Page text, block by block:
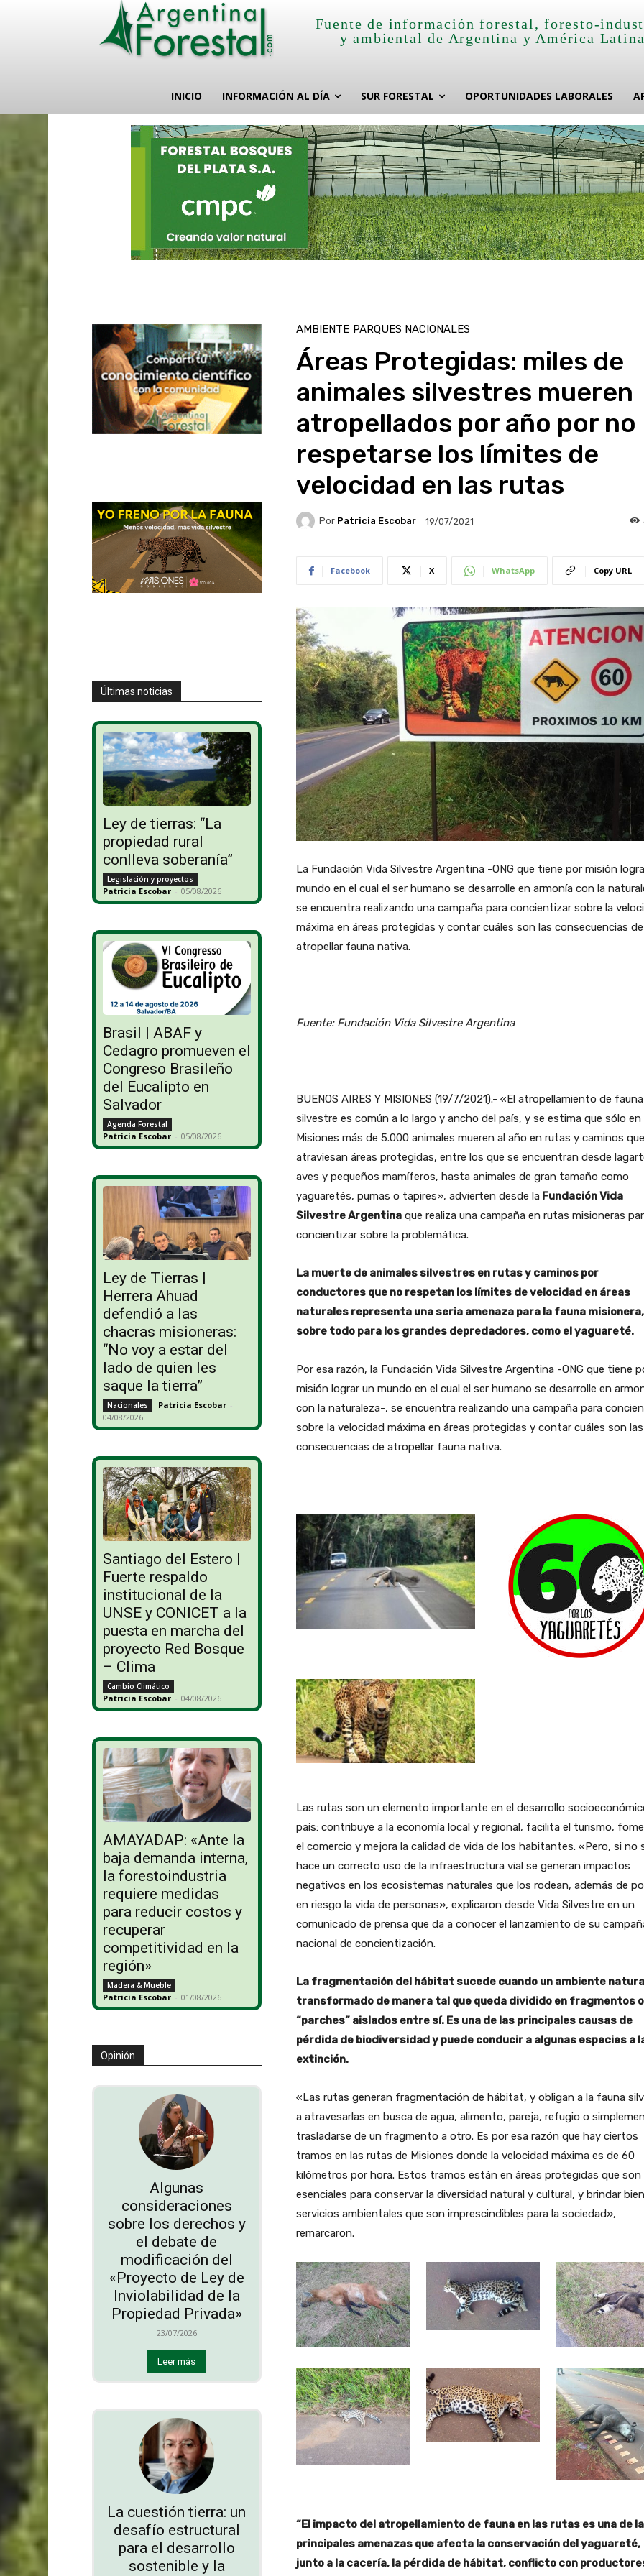
Fuente de información forestal, foresto-
y ambiental de Argentina y América
INICIO INFORMACIÓN AL DÍA SUR FORESTAL OPORTUNIDADES LABORALES
Últimas noticias
Ley de tierras: “La
propiedad rural
conlleva soberanía”
Legislación y proyectos
Patricia Escobar - 05/08/2026
Brasil | ABAF y
Cedagro promueven el
Congreso Brasileño
del Eucalipto en
Salvador
Agenda Forestal
Patricia Escobar - 05/08/2026
Ley de Tierras |
Herrera Ahuad
defendió a las
chacras misioneras:
“No voy a estar del
lado de quien les
saque la tierra”
Nacionales Patricia Escobar -
04/08/2026
Santiago del Estero |
Fuerte respaldo
institucional de la
UNSE y CONICET a la
puesta en marcha del
proyecto Red Bosque
– Clima
Cambio Climático
Patricia Escobar - 04/08/2026
AMAYADAP: «Ante la
baja demanda interna,
la forestoindustria
requiere medidas
para reducir costos y
recuperar
competitividad en la
región»
Madera & Mueble
Patricia Escobar - 01/08/2026
Opinión
Algunas
consideraciones
sobre los derechos y
el debate de
modificación del
«Proyecto de Ley de
Inviolabilidad de la
Propiedad Privada»
23/07/2026
Leer más
La cuestión tierra: un
desafío estructural
para el desarrollo
sostenible y la
AMBIENTE PARQUES NACIONALES
Áreas Protegidas: miles de
animales silvestres mueren
atropellados por año por no
respetarse los límites de
velocidad en las rutas
Por Patricia Escobar 19/07/2021
Facebook X WhatsApp Copy URL
La Fundación Vida Silvestre Argentina -ONG que tiene por misión
mundo en el cual el ser humano se desarrolle en armonía con la
se encuentra realizando una campaña para concientizar sobre la
máxima en áreas protegidas y contar cuáles son las consecuencias de
atropellar fauna nativa.
Fuente: Fundación Vida Silvestre Argentina
BUENOS AIRES Y MISIONES (19/7/2021).- «El atropellamiento de fauna
silvestre es común a lo largo y ancho del país, y se estima que sólo en
Misiones más de 5.000 animales mueren al año en rutas y caminos que
atraviesan áreas protegidas, entre los que se encuentran desde
aves y pequeños mamíferos, hasta animales de gran tamaño como
yaguaretés, pumas o tapires», advierten desde laFundación Vida
Silvestre Argentinaque realiza una campaña en rutas misioneras
concientizar sobre la problemática.
La muerte de animales silvestres en rutas y caminos por
conductores que no respetan los límites de velocidad en áreas
naturales representa una seria amenaza para la fauna misionera,
sobre todo para los grandes depredadores, como el yaguareté.
Por esa razón, la Fundación Vida Silvestre Argentina -ONG que tiene
misión lograr un mundo en el cual el ser humano se desarrolle en
con la naturaleza-, se encuentra realizando una campaña para
sobre la velocidad máxima en áreas protegidas y contar cuáles son las
consecuencias de atropellar fauna nativa.
Las rutas son un elemento importante en el desarrollo
país: contribuye a la economía local y regional, facilita el turismo,
el comercio y mejora la calidad de vida de los habitantes. «Pero, si no
hace un correcto uso de la infraestructura vial se generan impactos
negativos en los ecosistemas naturales que los rodean, además de
en riesgo la vida de personas», explicaron desde Vida Silvestre en un
comunicado de prensa que da a conocer el lanzamiento de su
nacional de concientización.
La fragmentación del hábitat sucede cuando un ambiente
transformado de manera tal que queda dividido en fragmentos o
“parches” aislados entre sí. Es una de las principales causas de
pérdida de biodiversidad y puede conducir a algunas especies a
extinción.
«Las rutas generan fragmentación de hábitat, y obligan a la fauna
a atravesarlas en busca de agua, alimento, pareja, refugio o
trasladarse de un fragmento a otro. Es por esa razón que hay ciertos
tramos en las rutas de Misiones donde la velocidad máxima es de 60
kilómetros por hora. Estos tramos están en áreas protegidas que son
esenciales para conservar la diversidad natural y cultural, y brindar
servicios ambientales que son imprescindibles para la sociedad»,
remarcaron.
“El impacto del atropellamiento de fauna en las rutas es una de
principales amenazas que afecta la conservación del yaguareté,
junto a la cacería, la pérdida de hábitat, conflicto con